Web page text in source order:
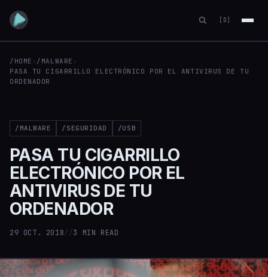
[D]
/HOME › /MALWARE ›
PASA TU CIGARRILLO ELECTRÓNICO POR EL ANTIVIRUS DE TU
ORDENADOR
/MALWARE /SEGURIDAD /USB
PASA TU CIGARRILLO
ELECTRÓNICO POR EL
ANTIVIRUS DE TU
ORDENADOR
29 OCT. 2018//3 MIN READ